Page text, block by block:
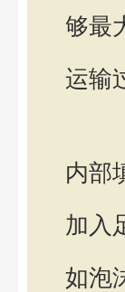
够最
运输
内部
加入
如泡